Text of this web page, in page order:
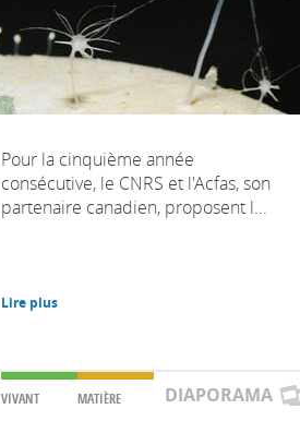
Pour la cinquième année
consécutive, le CNRS et l'Acfas, son
partenaire canadien, proposent l...
Lire plus
VIVANT MATIÈRE DIAPORAMA